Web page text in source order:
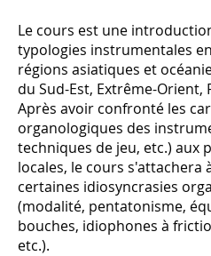
Le cours est une
typologies instrumentales
régions asiatiques et
du Sud-Est, Extrême-Orient,
Après avoir confronté les
organologiques des
techniques de jeu, etc.) aux
locales, le cours s'attachera
certaines idiosyncrasies
(modalité, pentatonisme,
bouches, idiophones à
etc.).